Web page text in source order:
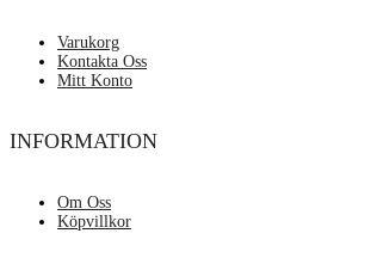
Varukorg
Kontakta Oss
Mitt Konto
INFORMATION
Om Oss
Köpvillkor